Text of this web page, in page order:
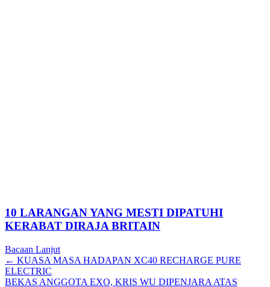
10 LARANGAN YANG MESTI DIPATUHI
KERABAT DIRAJA BRITAIN
Bacaan Lanjut
Posts
navigation
← KUASA MASA HADAPAN XC40 RECHARGE PURE
ELECTRIC
BEKAS ANGGOTA EXO, KRIS WU DIPENJARA ATAS